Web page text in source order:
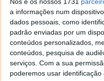
a informações num
dados pessoais, como
padrão enviadas por um
conteúdos personalizados,
conteúdos, pesquisa de
serviços. Com a sua
poderemos usar
ANÁLISE E RELATÓRIOS
Produtividade de